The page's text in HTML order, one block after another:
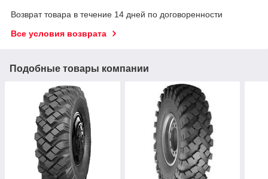
Возврат товара в течение 14 дней по договоренности
Все условия возврата
Подобные товары компании